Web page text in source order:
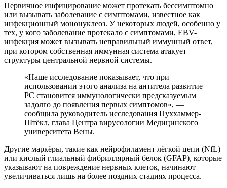
Первичное инфицирование может протекать бессимптомно
или вызывать заболевание с симптомами, известное как
инфекционный мононуклеоз. У некоторых людей, особенно у
тех, у кого заболевание протекало с симптомами, EBV-
инфекция может вызывать неправильный иммунный ответ,
при котором собственная иммунная система атакует
структуры центральной нервной системы.
«Наше исследование показывает, что при
использовании этого анализа на антитела развитие
РС становится иммунологически предсказуемым
задолго до появления первых симптомов», —
сообщила руководитель исследования Пуххаммер-
Штёкл, глава Центра вирусологии Медицинского
университета Вены.
Другие маркёры, такие как нейрофиламент лёгкой цепи (NfL)
или кислый глиальный фибриллярный белок (GFAP), которые
указывают на повреждение нервных клеток, начинают
увеличиваться лишь на более поздних стадиях процесса.